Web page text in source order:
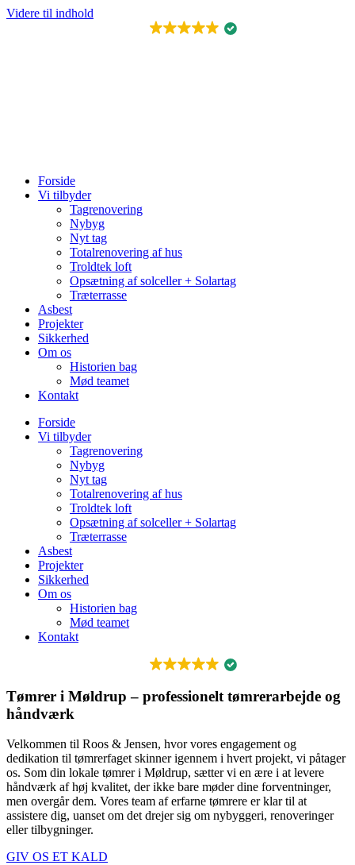
Videre til indhold
Forside
Vi tilbyder
Tagrenovering
Nybyg
Nyt tag
Totalrenovering af hus
Troldtek loft
Opsætning af solceller + Solartag
Træterrasse
Asbest
Projekter
Sikkerhed
Om os
Historien bag
Mød teamet
Kontakt
Forside
Vi tilbyder
Tagrenovering
Nybyg
Nyt tag
Totalrenovering af hus
Troldtek loft
Opsætning af solceller + Solartag
Træterrasse
Asbest
Projekter
Sikkerhed
Om os
Historien bag
Mød teamet
Kontakt
Tømrer i Møldrup – professionelt tømrerarbejde og
håndværk
Velkommen til Roos & Jensen, hvor vores engagement og
dedikation til tømrerfaget skinner igennem i hvert projekt, vi påtager
os. Som din lokale tømrer i Møldrup, sætter vi en ære i at levere
håndværk af høj kvalitet, der ikke bare møder dine forventninger,
men overgår dem. Vores team af erfarne tømrere er klar til at
assistere dig, uanset om det drejer sig om nybyggeri, renoveringer
eller tilbygninger.
GIV OS ET KALD